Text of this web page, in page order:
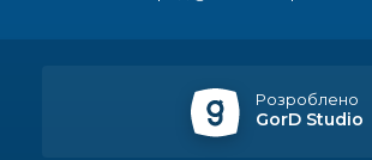
спецрахунки
Розроблено
GorD Studio